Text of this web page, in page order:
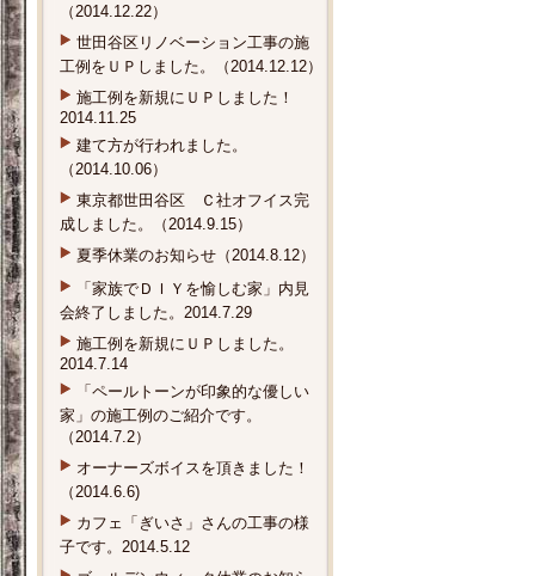
（2014.12.22）
世田谷区リノベーション工事の施
工例をＵＰしました。（2014.12.12）
施工例を新規にＵＰしました！
2014.11.25
建て方が行われました。
（2014.10.06）
東京都世田谷区 Ｃ社オフイス完
成しました。（2014.9.15）
夏季休業のお知らせ（2014.8.12）
「家族でＤＩＹを愉しむ家」内見
会終了しました。2014.7.29
施工例を新規にＵＰしました。
2014.7.14
「ペールトーンが印象的な優しい
家」の施工例のご紹介です。
（2014.7.2）
オーナーズボイスを頂きました！
（2014.6.6)
カフェ「ぎいさ」さんの工事の様
子です。2014.5.12